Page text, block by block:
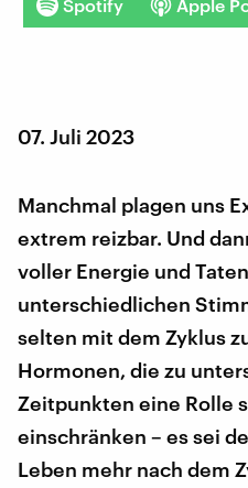
Spotify Apple
07. Juli 2023
Manchmal plagen uns
extrem reizbar. Und
voller Energie und
unterschiedlichen
selten mit dem Zyklus
Hormonen, die zu
Zeitpunkten eine Rolle
einschränken – es sei
Leben mehr nach dem